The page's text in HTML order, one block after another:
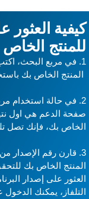
العثور
الخاص
الخاص بك
2. في حالة استخدام
الدعم هي اول
بك، فإنك تصل
3. قارن رقم الإصدار من
الخاص بك
على إصدار
يمكنك الدخول